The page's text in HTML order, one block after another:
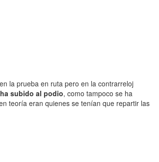
la prueba en ruta pero en la contrarreloj
subido al podio, como tampoco se ha
teoría eran quienes se tenían que repartir las